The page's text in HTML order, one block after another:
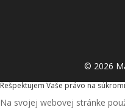
© 2026
Rešpektujem Vaše právo na
Na svojej webovej stránke